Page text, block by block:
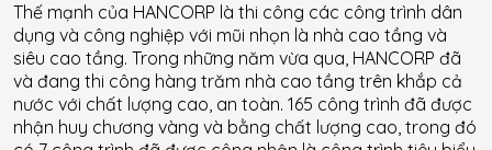
Thế mạnh của HANCORP là thi công các công trình dân
dụng và công nghiệp với mũi nhọn là nhà cao tầng và
siêu cao tầng. Trong những năm vừa qua, HANCORP đã
và đang thi công hàng trăm nhà cao tầng trên khắp cả
nước với chất lượng cao, an toàn. 165 công trình đã được
nhận huy chương vàng và bằng chất lượng cao, trong đó